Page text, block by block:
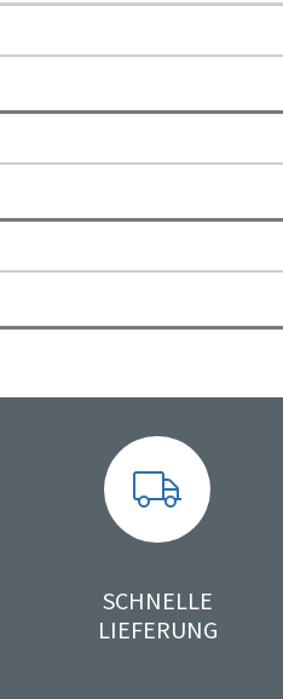
SCHNELLE
LIEFERUNG